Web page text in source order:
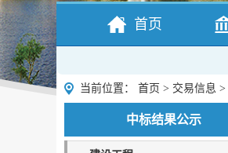
首页
当前位置： 首页 > 交易信息 >
中标结果公示